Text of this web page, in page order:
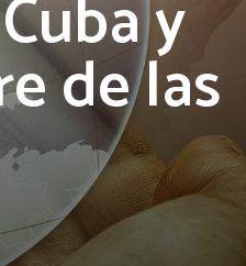
y
de las